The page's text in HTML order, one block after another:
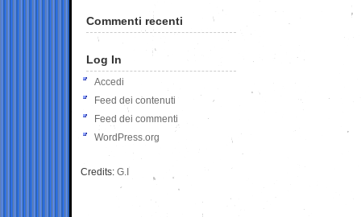
Commenti recenti
Log In
Accedi
Feed dei contenuti
Feed dei commenti
WordPress.org
Credits: G.I